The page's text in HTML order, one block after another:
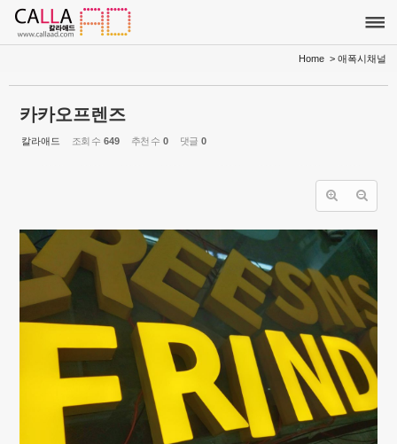
Home > 애폭시채널
카카오프렌즈
칼라애드 조회 수 649 추천 수 0 댓글 0